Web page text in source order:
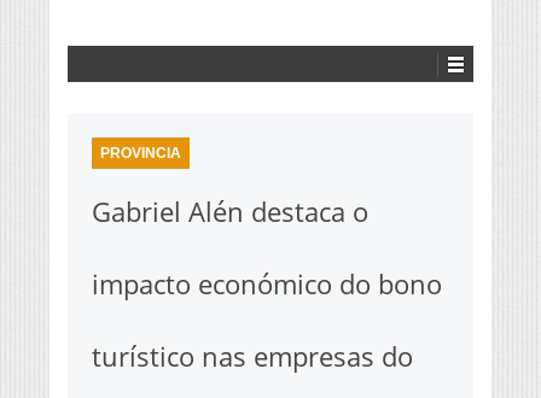
PROVINCIA
Gabriel Alén destaca o
impacto económico do bono
turístico nas empresas do